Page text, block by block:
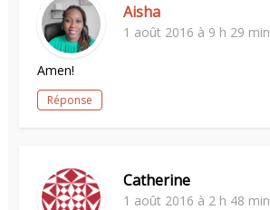
Aisha
1 août 2016 à 9 h 29 min
Amen!
Réponse
Catherine
1 août 2016 à 2 h 48 min